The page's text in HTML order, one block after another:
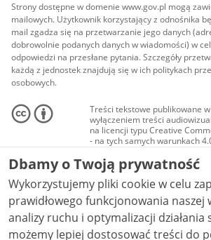
Strony dostępne w domenie www.gov.pl mogą
mailowych. Użytkownik korzystający z odnośnika
mail zgadza się na przetwarzanie jego danych
dobrowolnie podanych danych w wiadomości) w
odpowiedzi na przesłane pytania. Szczegóły
każdą z jednostek znajdują się w ich politykach
osobowych.
Treści tekstowe publikowane
wyłączeniem treści
na licencji typu Creative
- na tych samych warunkach
Materiały audiowizualne, w
audio i wideo, są udostępniane
Creative Commons: uznanie
niekomercyjne - bez utworów
NC-ND 4.0), o ile nie jest to
Dbamy o Twoją prywatność
Wykorzystujemy pliki cookie w celu
prawidłowego funkcjonowania naszej
analizy ruchu i optymalizacji działania strony.
możemy lepiej dostosować treści do